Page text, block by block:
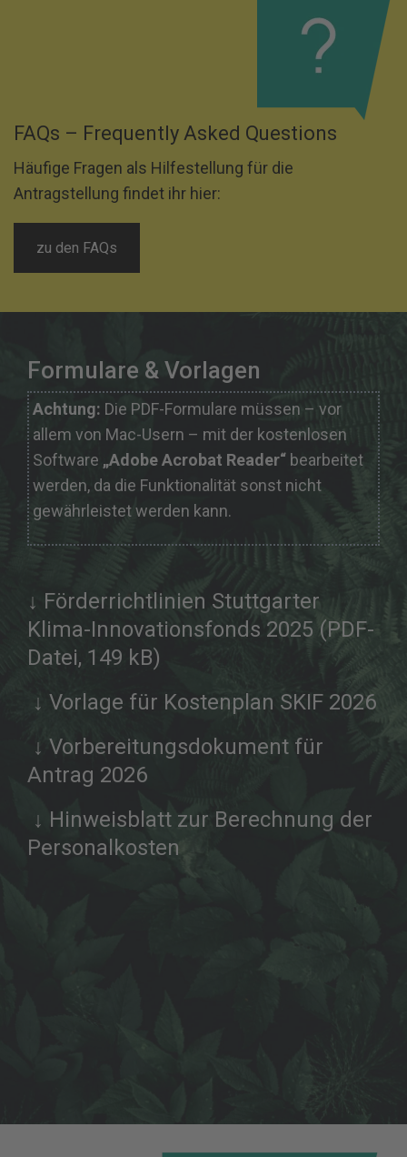
FAQs – Frequently Asked Questions
Häufige Fragen als Hilfestellung für die
Antragstellung findet ihr hier:
zu den FAQs
Formulare & Vorlagen
Achtung: Die PDF-Formulare müssen – vor
allem von Mac-Usern – mit der kostenlosen
Software „Adobe Acrobat Reader“ bearbeitet
werden, da die Funktionalität sonst nicht
gewährleistet werden kann.
↓ Förderrichtlinien Stuttgarter
Klima-Innovationsfonds 2025 (PDF-
Datei, 149 kB)
↓ Vorlage für Kostenplan SKIF 2026
↓ Vorbereitungsdokument für
Antrag 2026
↓ Hinweisblatt zur Berechnung der
Personalkosten